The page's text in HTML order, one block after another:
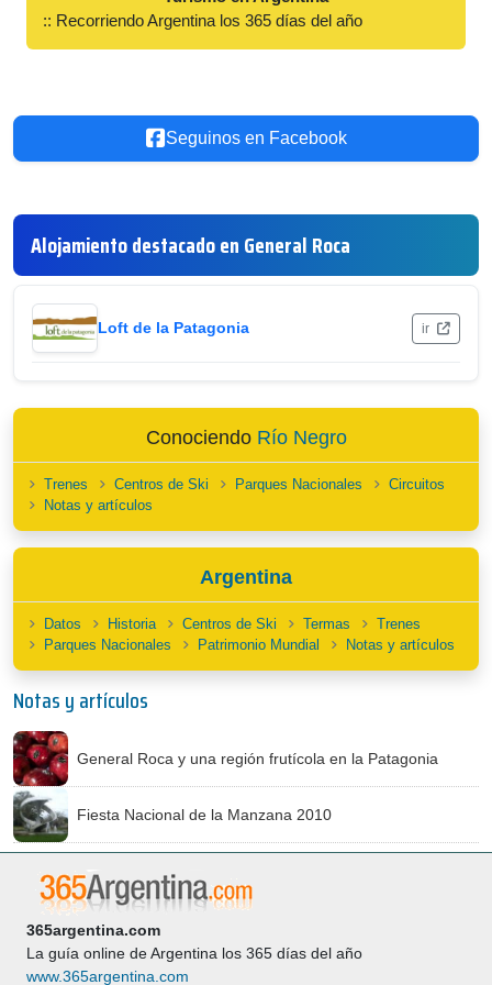
:: Recorriendo Argentina los 365 días del año
Seguinos en Facebook
Alojamiento destacado en General Roca
Loft de la Patagonia ir
Conociendo Río Negro
Trenes Centros de Ski Parques Nacionales
Circuitos
Notas y artículos
Argentina
Datos Historia Centros de Ski Termas
Trenes
Parques Nacionales
Patrimonio Mundial Notas y artículos
Notas y artículos
General Roca y una región frutícola en la Patagonia
Fiesta Nacional de la Manzana 2010
365argentina.com
La guía online de Argentina los 365 días del año
www.365argentina.com